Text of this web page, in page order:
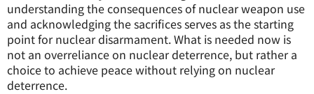
understanding the consequences of nuclear weapon use
and acknowledging the sacrifices serves as the starting
point for nuclear disarmament. What is needed now is
not an overreliance on nuclear deterrence, but rather a
choice to achieve peace without relying on nuclear
deterrence.